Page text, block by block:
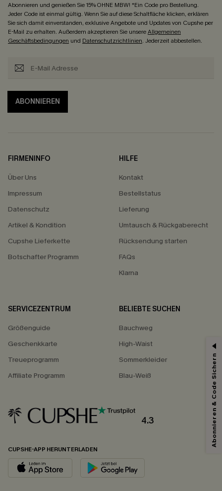
Abonnieren und genießen Sie 15% OHNE MBW! *Ein Code pro Bestellung.
Jeder Code ist einmal gültig. Wenn Sie auf diese Schaltfläche klicken, erklären
Sie sich damit einverstanden, exklusive Angebote und Updates von Cupshe per
E-Mail zu erhalten. Außerdem akzeptieren Sie unsereAllgemeinen
Geschäftsbedingungen und Datenschutzrichtlinien. Jederzeit abbestellen.
ABONNIEREN
FIRMENINFO
Über Uns
Impressum
Datenschutz
Artikel & Kondition
Cupshe Lieferkette
Botschafter Programm
HILFE
Kontakt
Bestellstatus
Lieferung
Umtausch & Rückgaberecht
Rücksendung starten
FAQs
Klarna
SERVICEZENTRUM
Größenguide
Geschenkkarte
Treueprogramm
Affiliate Programm
BELIEBTE SUCHEN
Bauchweg
High-Waist
Sommerkleider
Blau-Weiß
4.3
CUPSHE-APP HERUNTERLADEN
Abonnieren & Code Sichern